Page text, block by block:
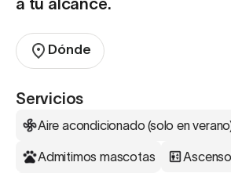
a tu alcance.
Dónde
Servicios
Aire acondicionado (solo en
Admitimos mascotas